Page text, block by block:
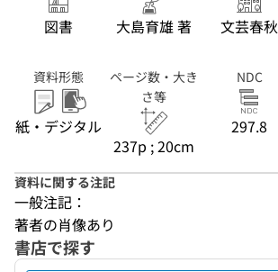
図書 大島育雄 著 文芸春秋
資料形態
紙・デジタル
ページ数・大き
さ等
237p ; 20cm
NDC
297.8
資料に関する注記
一般注記：
著者の肖像あり
書店で探す